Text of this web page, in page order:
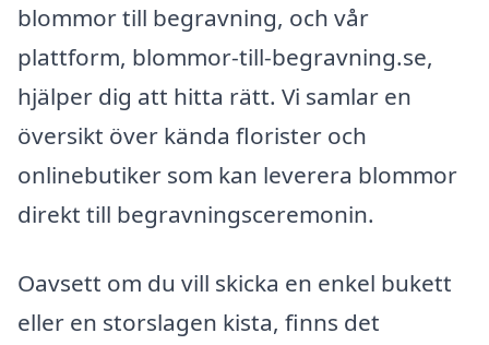
blommor till begravning, och vår
plattform, blommor-till-begravning.se,
hjälper dig att hitta rätt. Vi samlar en
översikt över kända florister och
onlinebutiker som kan leverera blommor
direkt till begravningsceremonin.
Oavsett om du vill skicka en enkel bukett
eller en storslagen kista, finns det